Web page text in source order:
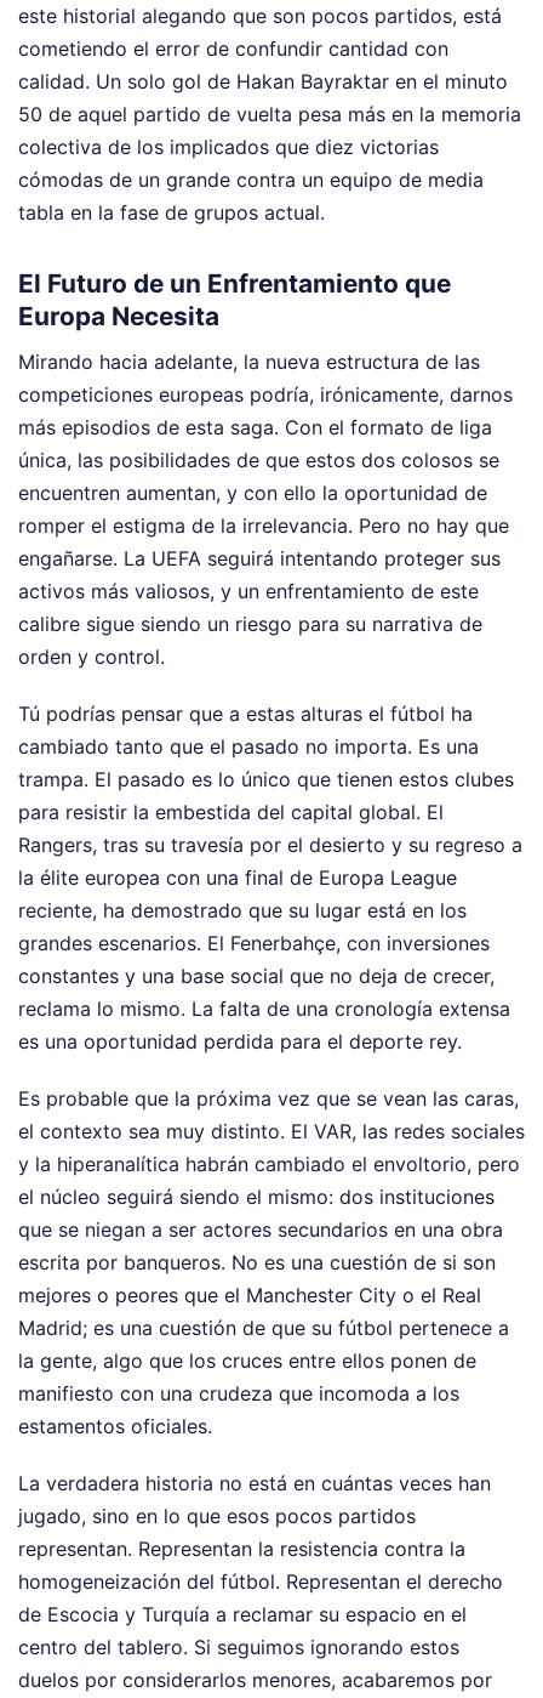
este historial alegando que son pocos partidos, está
cometiendo el error de confundir cantidad con
calidad. Un solo gol de Hakan Bayraktar en el minuto
50 de aquel partido de vuelta pesa más en la memoria
colectiva de los implicados que diez victorias
cómodas de un grande contra un equipo de media
tabla en la fase de grupos actual.
El Futuro de un Enfrentamiento que
Europa Necesita
Mirando hacia adelante, la nueva estructura de las
competiciones europeas podría, irónicamente, darnos
más episodios de esta saga. Con el formato de liga
única, las posibilidades de que estos dos colosos se
encuentren aumentan, y con ello la oportunidad de
romper el estigma de la irrelevancia. Pero no hay que
engañarse. La UEFA seguirá intentando proteger sus
activos más valiosos, y un enfrentamiento de este
calibre sigue siendo un riesgo para su narrativa de
orden y control.
Tú podrías pensar que a estas alturas el fútbol ha
cambiado tanto que el pasado no importa. Es una
trampa. El pasado es lo único que tienen estos clubes
para resistir la embestida del capital global. El
Rangers, tras su travesía por el desierto y su regreso a
la élite europea con una final de Europa League
reciente, ha demostrado que su lugar está en los
grandes escenarios. El Fenerbahçe, con inversiones
constantes y una base social que no deja de crecer,
reclama lo mismo. La falta de una cronología extensa
es una oportunidad perdida para el deporte rey.
Es probable que la próxima vez que se vean las caras,
el contexto sea muy distinto. El VAR, las redes sociales
y la hiperanalítica habrán cambiado el envoltorio, pero
el núcleo seguirá siendo el mismo: dos instituciones
que se niegan a ser actores secundarios en una obra
escrita por banqueros. No es una cuestión de si son
mejores o peores que el Manchester City o el Real
Madrid; es una cuestión de que su fútbol pertenece a
la gente, algo que los cruces entre ellos ponen de
manifiesto con una crudeza que incomoda a los
estamentos oficiales.
La verdadera historia no está en cuántas veces han
jugado, sino en lo que esos pocos partidos
representan. Representan la resistencia contra la
homogeneización del fútbol. Representan el derecho
de Escocia y Turquía a reclamar su espacio en el
centro del tablero. Si seguimos ignorando estos
duelos por considerarlos menores, acabaremos por